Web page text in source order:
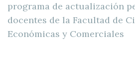
programa de actualización
docentes de la Facultad de
Económicas y Comerciales